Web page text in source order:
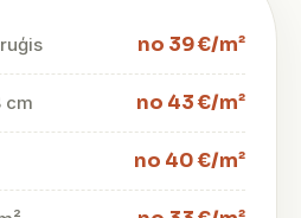
no 39 €/m²
cm no 43 €/m²
no 40 €/m²